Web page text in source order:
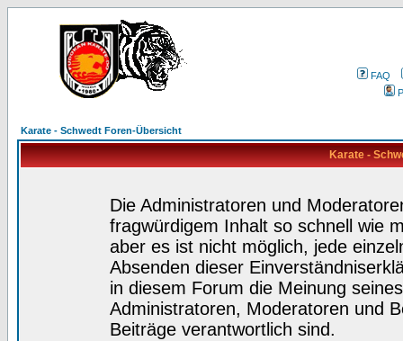
FAQ
Karate - Schwedt Foren-Übersicht
Karate -
Die Administratoren und
fragwürdigem Inhalt so schnell wie
aber es ist nicht möglich, jede
Absenden dieser
in diesem Forum die Meinung
Administratoren, Moderatoren und
Beiträge verantwortlich sind.